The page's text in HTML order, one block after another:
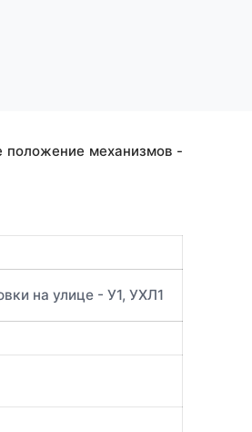
положение механизмов -
на улице - У1, УХЛ1